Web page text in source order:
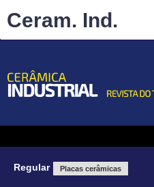
Regular Placas cerâmicas
Ceram. Ind.